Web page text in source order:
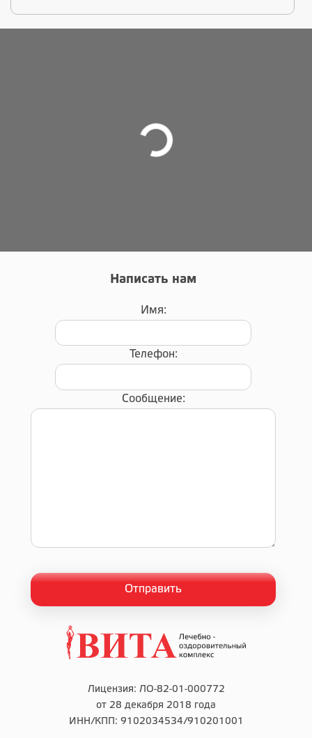
Написать нам
Имя:
Телефон:
Сообщение:
Лицензия: ЛО-82-01-000772
от 28 декабря 2018 года
ИНН/КПП: 9102034534/910201001